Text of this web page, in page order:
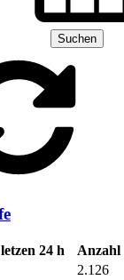
Suchen
24 h
Anzahl
2.126